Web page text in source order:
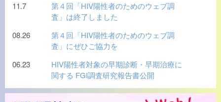
11.7
第４回「HIV陽性者のためのウェブ調
査」は終了しました
08.26
第４回「HIV陽性者のためのウェブ調
査」にぜひご協力を
06.23
HIV陽性者対象の早期診断・早期治療に
関する FGI調査研究報告書公開